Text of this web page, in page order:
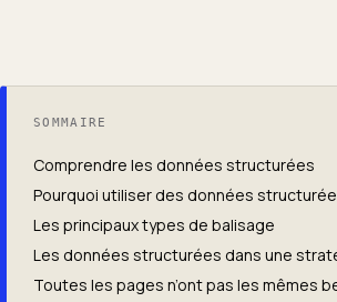
SOMMAIRE
Comprendre les données structurées
Pourquoi utiliser des données
Les principaux types de balisage
Les données structurées dans une
Toutes les pages n’ont pas les mêmes